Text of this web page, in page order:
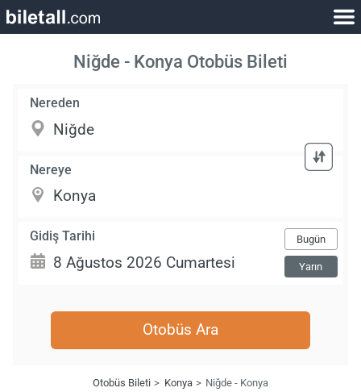
Niğde - Konya Otobüs Bileti
Nereden
Nereye
Gidiş Tarihi Bugün
Yarın
Otobüs Ara
Otobüs Bileti Konya Niğde - Konya